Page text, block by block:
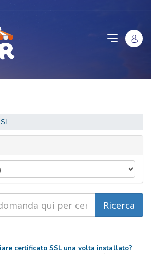
certificato SSL una volta installato?